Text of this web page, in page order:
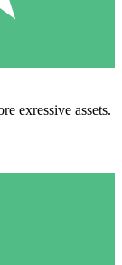
exressive assets.